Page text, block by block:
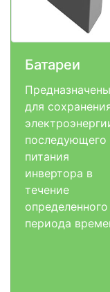
Батареи
Предназначены
для
последующего
питания
инвертора в
течение
определенного
периода